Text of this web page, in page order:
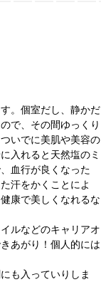
。個室だし、静かだ
で、その間ゆっくり
いでに美肌や美容の
入れると天然塩のミ
血行が良くなった
汗をかくことによ
康で美しくなれるな
ルなどのキャリアオ
あがり！個人的には
も入っていりしま